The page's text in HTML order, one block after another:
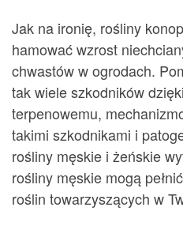
Jak na ironię, rośliny
hamować wzrost
chwastów w ogrodach.
tak wiele szkodników
terpenowemu,
takimi szkodnikami i
rośliny męskie i żeńskie
rośliny męskie mogą
roślin towarzyszących w